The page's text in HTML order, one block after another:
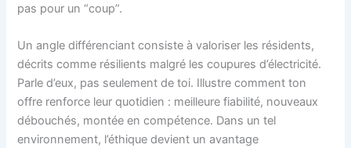
pas pour un “coup”.
Un angle différenciant consiste à valoriser les résidents,
décrits comme résilients malgré les coupures d’électricité.
Parle d’eux, pas seulement de toi. Illustre comment ton
offre renforce leur quotidien : meilleure fiabilité, nouveaux
débouchés, montée en compétence. Dans un tel
environnement, l’éthique devient un avantage